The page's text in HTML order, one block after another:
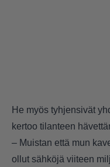
He myös tyhjensivät
kertoo tilanteen
– Muistan että mun
ollut sähköjä viiteen